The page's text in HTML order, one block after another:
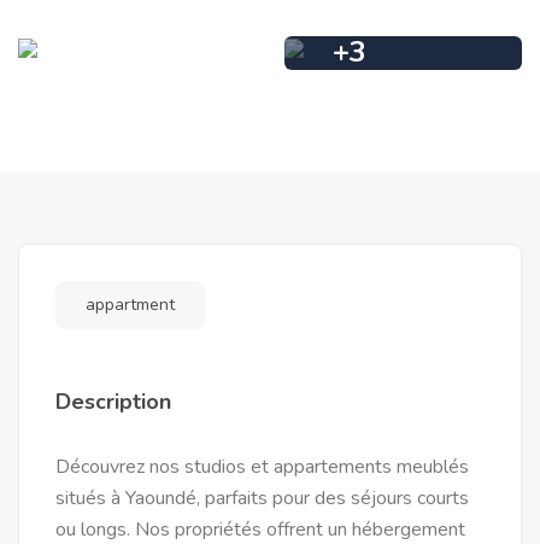
+3
appartment
Description
Découvrez nos studios et appartements meublés
situés à Yaoundé, parfaits pour des séjours courts
ou longs. Nos propriétés offrent un hébergement